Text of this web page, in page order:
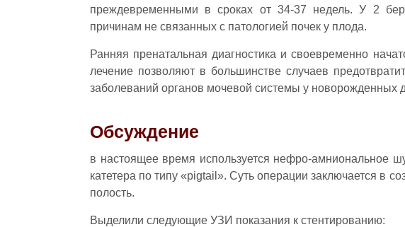
преждевременными в сроках от 34-37 недель. У 2
причинам не связанных с патологией почек у плода.
Ранняя пренатальная диагностика и своевременно
лечение позволяют в большинстве случаев
заболеваний органов мочевой системы у новорожденных
Обсуждение
в настоящее время используется нефро-амниональное
катетера по типу «pigtail». Суть операции заключается в
полость.
Выделили следующие УЗИ показания к стентированию: